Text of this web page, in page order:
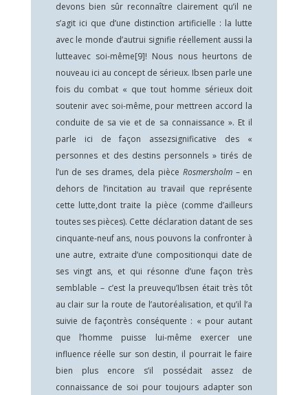
devons bien sûr reconnaître clairement qu’il ne
s’agit ici que d’une distinction artificielle : la lutte
avec le monde d’autrui signifie réellement aussi la
lutteavec soi-même[9]! Nous nous heurtons de
nouveau ici au concept de sérieux. Ibsen parle une
fois du combat « que tout homme sérieux doit
soutenir avec soi-même, pour mettreen accord la
conduite de sa vie et de sa connaissance ». Et il
parle ici de façon assezsignificative des «
personnes et des destins personnels » tirés de
l’un de ses drames, dela pièce Rosmersholm – en
dehors de l’incitation au travail que représente
cette lutte,dont traite la pièce (comme d’ailleurs
toutes ses pièces). Cette déclaration datant de ses
cinquante-neuf ans, nous pouvons la confronter à
une autre, extraite d’une compositionqui date de
ses vingt ans, et qui résonne d’une façon très
semblable – c’est la preuvequ’Ibsen était très tôt
au clair sur la route de l’autoréalisation, et qu’il l’a
suivie de façontrès conséquente : « pour autant
que l’homme puisse lui-même exercer une
influence réelle sur son destin, il pourrait le faire
bien plus encore s’il possédait assez de
connaissance de soi pour toujours adapter son